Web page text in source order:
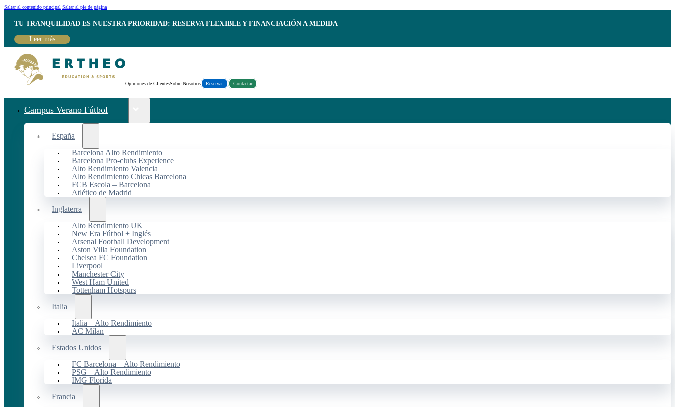
Saltar al contenido principal Saltar al pie de página
TU TRANQUILIDAD ES NUESTRA PRIORIDAD: RESERVA FLEXIBLE Y FINANCIACIÓN A MEDIDA
Leer más
Opiniones de ClientesSobre Nosotros Reservar Contactar
Campus Verano Fútbol
España
Barcelona Alto Rendimiento
Barcelona Pro-clubs Experience
Alto Rendimiento Valencia
Alto Rendimiento Chicas Barcelona
FCB Escola – Barcelona
Atlético de Madrid
Inglaterra
Alto Rendimiento UK
New Era Fútbol + Inglés
Arsenal Football Development
Aston Villa Foundation
Chelsea FC Foundation
Liverpool
Manchester City
West Ham United
Tottenham Hotspurs
Italia
Italia – Alto Rendimiento
AC Milan
Estados Unidos
FC Barcelona – Alto Rendimiento
PSG – Alto Rendimiento
IMG Florida
Francia